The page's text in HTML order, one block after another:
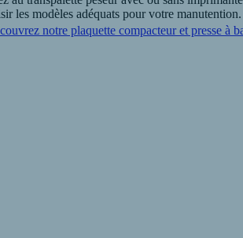
les modèles adéquats pour votre manutention.
Industrie à Charnay-Lès-Mâcon vous
notre plaquette compacteur et presse à